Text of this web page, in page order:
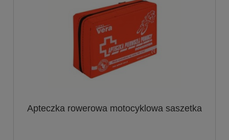
Apteczka rowerowa motocyklowa saszetka